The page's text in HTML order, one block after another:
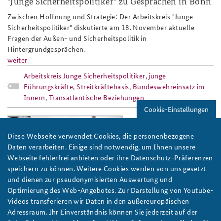
Anfahrt
Freundeskreis
Deutsches Forum Sicherheitspolitik
Arbeitskreis "Junge Sicherheitspolitiker"
Das Sicherheitspolitische Gespräch an der BAKS
Studierendenkonferenz Sicherheitspolitik gestalten
Newsletter-Archiv
Zwischen Hoffnung und Strategie: Der Arbeitskreis "Junge
Sicherheitspolitiker" diskutierte am 18. November aktuelle
Fragen der Außen- und Sicherheitspolitik in
Hintergrundgesprächen.
weiter
Arbeitskreis Junge Sicherheitspolitiker, junge
Führungskräfte, Streitkräftebasis, Bundeswehreinsatz im
Innern, Transatlantische Beziehungen
Foto: Stephan Franz Ferdinand Dinges/CC BY-NC 2.0
"Diskussion zu Einsatz der Bundeswehr im Innern
überfällig"
Cookie-Einstellungen
Diese Webseite verwendet Cookies, die personenbezogene
Daten verarbeiten. Einige sind notwendig, um Ihnen unsere
Webseite fehlerfrei anbieten oder ihre Datenschutz-Präferenzen
speichern zu können. Weitere Cookies werden von uns gesetzt
und dienen zur pseudonymisierten Auswertung und
Optimierung des Web-Angebotes. Zur Darstellung von Youtube-
Videos transferieren wir Daten in den außereuropäischen
Adressraum. Ihr Einverständnis können Sie jederzeit auf der